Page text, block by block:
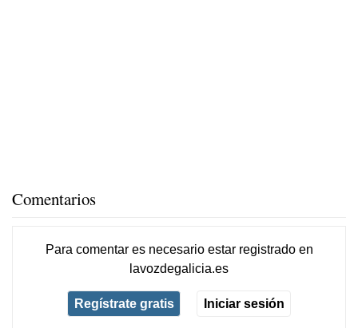
Comentarios
Para comentar es necesario estar registradoen
lavozdegalicia.es
Regístrate gratis Iniciar sesión